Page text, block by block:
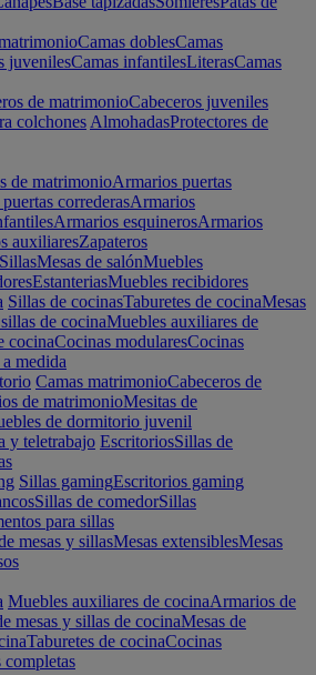
Camas doblesCamas
juvenilesCamas infantilesLiterasCamas
de matrimonioCabeceros juveniles
colchones AlmohadasProtectores de
de matrimonioArmarios puertas
correderasArmarios
Armarios esquinerosArmarios
auxiliaresZapateros
SillasMesas de salónMuebles
EstanteriasMuebles recibidores
Sillas de cocinasTaburetes de cocinaMesas
de cocinaMuebles auxiliares de
cocinaCocinas modularesCocinas
medida
Camas matrimonioCabeceros de
de matrimonioMesitas de
de dormitorio juvenil
y teletrabajo EscritoriosSillas de
Sillas gamingEscritorios gaming
Sillas de comedorSillas
para sillas
mesas y sillasMesas extensiblesMesas
Muebles auxiliares de cocinaArmarios de
mesas y sillas de cocinaMesas de
Taburetes de cocinaCocinas
completas